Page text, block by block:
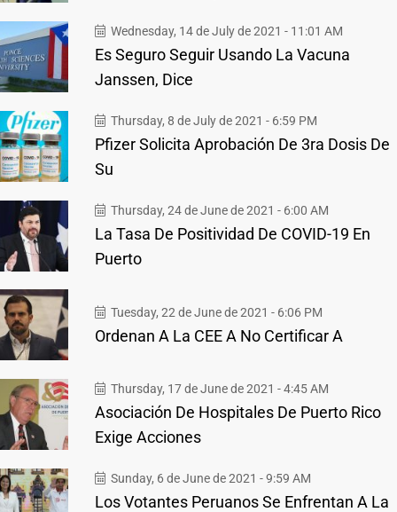
Wednesday, 14 de July de 2021 - 11:01 AM
Es Seguro Seguir Usando La Vacuna
Janssen, Dice
Thursday, 8 de July de 2021 - 6:59 PM
Pfizer Solicita Aprobación De 3ra Dosis De
Su
Thursday, 24 de June de 2021 - 6:00 AM
La Tasa De Positividad De COVID-19 En
Puerto
Tuesday, 22 de June de 2021 - 6:06 PM
Ordenan A La CEE A No Certificar A
Thursday, 17 de June de 2021 - 4:45 AM
Asociación De Hospitales De Puerto Rico
Exige Acciones
Sunday, 6 de June de 2021 - 9:59 AM
Los Votantes Peruanos Se Enfrentan A La